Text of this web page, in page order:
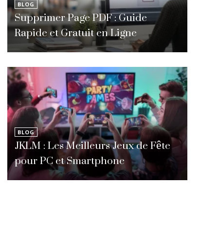
BLOG
Supprimer Page PDF : Guide
Rapide et Gratuit en Ligne
BLOG
JKLM : Les Meilleurs Jeux de Fête
pour PC et Smartphone